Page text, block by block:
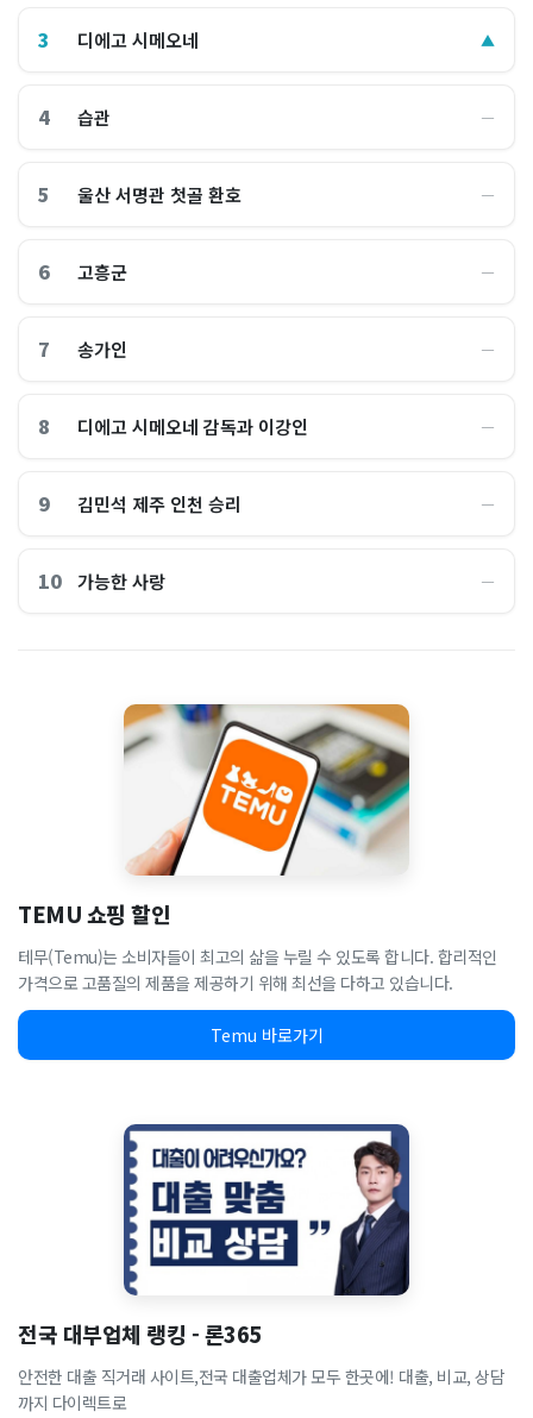
3 디에고 시메오네 ▲
4 습관 ―
5 울산 서명관 첫골 환호 ―
6 고흥군 ―
7 송가인 ―
8 디에고 시메오네 감독과 이강인 ―
9 김민석 제주 인천 승리 ―
10 가능한 사랑 ―
TEMU 쇼핑 할인
테무(Temu)는 소비자들이 최고의 삶을 누릴 수 있도록 합니다. 합리적인
가격으로 고품질의 제품을 제공하기 위해 최선을 다하고 있습니다.
Temu 바로가기
전국 대부업체 랭킹 - 론365
안전한 대출 직거래 사이트,전국 대출업체가 모두 한곳에! 대출, 비교, 상담
까지 다이렉트로